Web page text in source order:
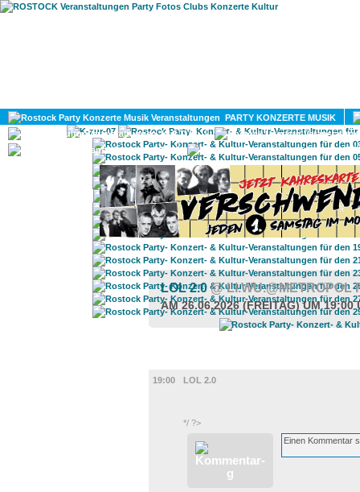
PARTY KONZERTE MUSIK
KULTUR
GAY
LOL 2.0@ LI.WU.@METROPOL
AM 26.06.2026 (FREITAG) UM 19:00
19:00
LOL 2.0
*/ ?>